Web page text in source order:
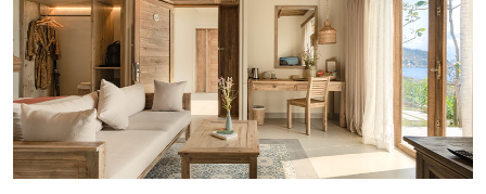
cần đặt trước 3 tuần
Giờ nhận phòng: Sau 14h00 / Giờ trả phòng:
Trước 12h00
Check in sớm - Check out muộn: Tùy thuộc
vào tình trạng phòng và có thể sẽ phụ thu
theo quy định của khách sạn
Hotline đặt phòng & tư vấn (9h00-20h00):